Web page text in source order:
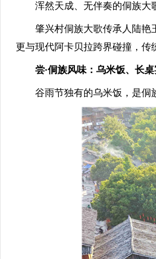
浑然天成、无伴奏的侗族大歌
肇兴村侗族大歌传承人陆艳玉
更与现代阿卡贝拉跨界碰撞，传
尝·侗族风味：乌米饭、长
谷雨节独有的乌米饭，是侗族